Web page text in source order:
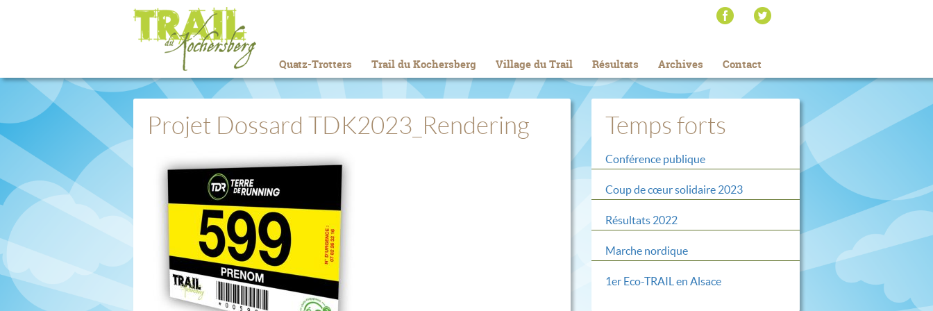
Quatz-Trotters Trail du Kochersberg Village du Trail Résultats Archives Contact
Projet Dossard TDK2023_Rendering Temps forts
Conférence publique
Coup de cœur solidaire 2023
Résultats 2022
Marche nordique
1er Eco-TRAIL en Alsace